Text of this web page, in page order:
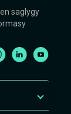
saglygy